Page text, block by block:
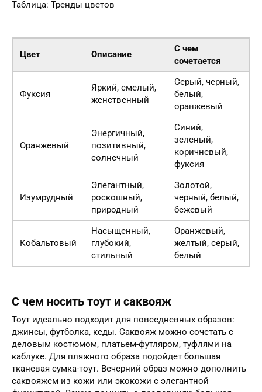
Таблица: Тренды цветов
Цвет Описание
С чем
сочетается
Фуксия
Яркий, смелый,
женственный
Серый, черный,
белый,
оранжевый
Оранжевый
Энергичный,
позитивный,
солнечный
Синий,
зеленый,
коричневый,
фуксия
Изумрудный
Элегантный,
роскошный,
природный
Золотой,
черный, белый,
бежевый
Кобальтовый
Насыщенный,
глубокий,
стильный
Оранжевый,
желтый, серый,
белый
С чем носить тоут и саквояж
Тоут идеально подходит для повседневных образов:
джинсы, футболка, кеды. Саквояж можно сочетать с
деловым костюмом, платьем-футляром, туфлями на
каблуке. Для пляжного образа подойдет большая
тканевая сумка-тоут. Вечерний образ можно дополнить
саквояжем из кожи или экокожи с элегантной